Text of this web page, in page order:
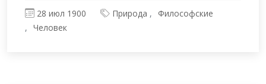
28 июл 1900 Природа
Философские
Человек